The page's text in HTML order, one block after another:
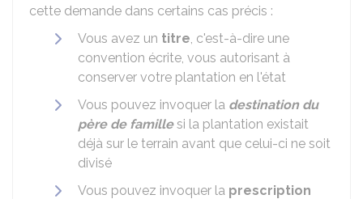
cette demande dans certains cas précis :
Vous avez un titre, c'est-à-dire une
convention écrite, vous autorisant à
conserver votre plantation en l'état
Vous pouvez invoquer la destination du
père de famillesi la plantation existait
déjà sur le terrain avant que celui-ci ne soit
divisé
Vous pouvez invoquer la prescription